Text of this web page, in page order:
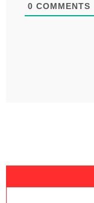
0 COMMENTS